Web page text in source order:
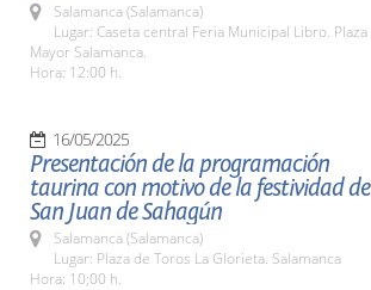
Salamanca (Salamanca)
Lugar: Caseta central Feria Municipal Libro. Plaza
Mayor Salamanca.
Hora: 12:00 h.
16/05/2025
Presentación de la programación
taurina con motivo de la festividad de
San Juan de Sahagún
Salamanca (Salamanca)
Lugar: Plaza de Toros La Glorieta. Salamanca
Hora: 10;00 h.